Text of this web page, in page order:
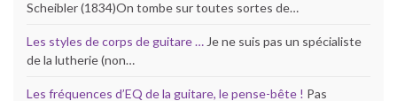
Scheibler (1834)On tombe sur toutes sortes de…
Les styles de corps de guitare … Je ne suis pas un spécialiste
de la lutherie (non…
Les fréquences d’EQ de la guitare, le pense-bête ! Pas